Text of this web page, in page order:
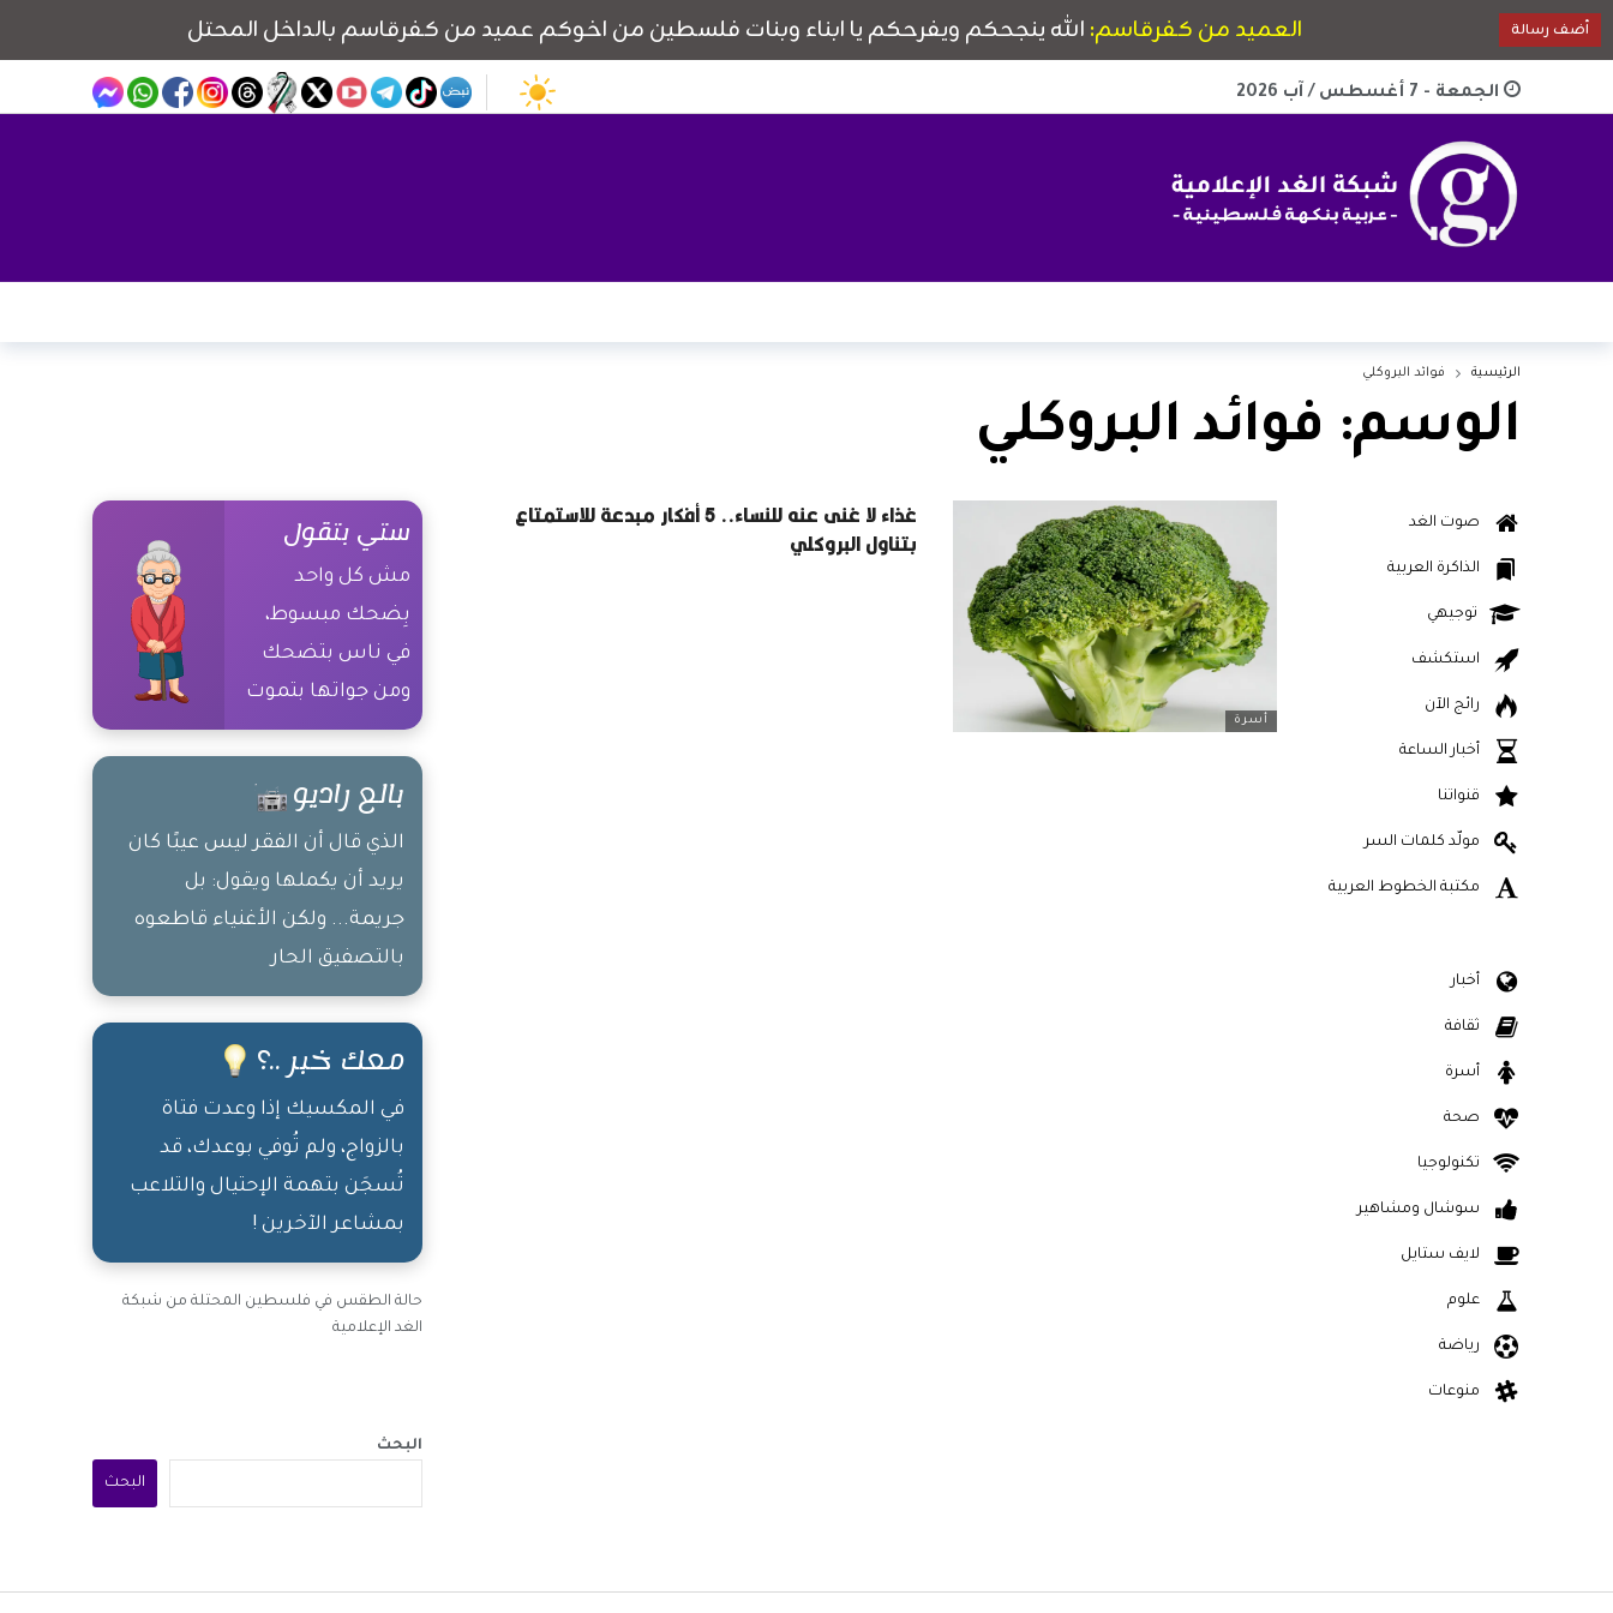
الجمعة - 7 أغسطس / آب 2026
الرئيسية فوائد البروكلي
الوسم: فوائد البروكلي
أسرة
غذاء لا غنى عنه للنساء.. 5 أفكار مبدعة للاستمتاع
بتناول البروكلي
ستي بتقول
مش كل واحد
بِضحك مبسوط،
في ناس بتضحك
ومن جواتها بتموت
بالع راديو
الذي قال أن الفقر ليس عيبًا كان
يريد أن يكملها ويقول: بل
جريمة... ولكن الأغنياء قاطعوه
بالتصفيق الحار
معك خبر ..؟
في المكسيك إذا وعدت فتاة
بالزواج، ولم تُوفي بوعدك، قد
تُسجَن بتهمة الإحتيال والتلاعب
بمشاعر الآخرين !
حالة الطقس في فلسطين المحتلة من شبكة
الغد الإعلامية
البحث
البحث
صوت الغد
الذاكرة العربية
توجيهي
استكشف
رائج الآن
أخبار الساعة
قنواتنا
مولّد كلمات السر
مكتبة الخطوط العربية
أخبار
ثقافة
أسرة
صحة
تكنولوجيا
سوشال ومشاهير
لايف ستايل
علوم
رياضة
منوعات